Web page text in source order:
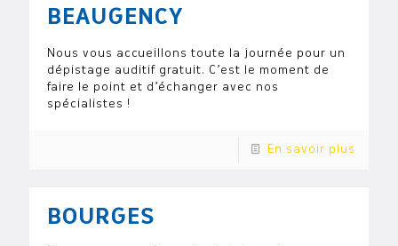
BEAUGENCY
Nous vous accueillons toute la journée pour un
dépistage auditif gratuit. C’est le moment de
faire le point et d’échanger avec nos
spécialistes !
En savoir plus
BOURGES